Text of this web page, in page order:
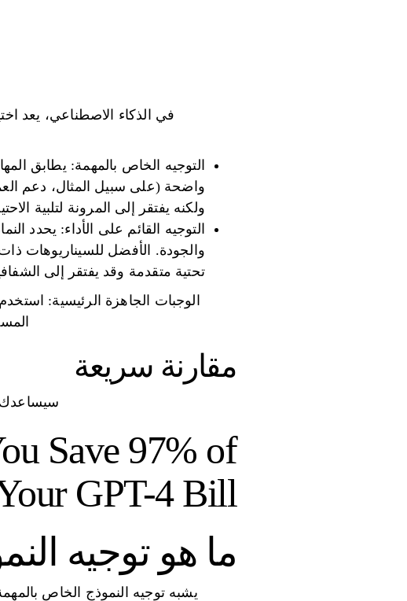
في الذكاء الاصطناعي، يعد
التوجيه الخاص بالمهمة: يطابق
واضحة (على سبيل المثال، دعم
ولكنه يفتقر إلى المرونة لتلبية
التوجيه القائم على الأداء: يحدد
والجودة. الأفضل للسيناريوهات
تحتية متقدمة وقد يفتقر إلى
الوجبات الجاهزة الرئيسية:
مقارنة سريعة
سيساعدك
Save 97% of
GPT-4 Bill 💸
ما هو توجيه
يشبه توجيه النموذج الخاص